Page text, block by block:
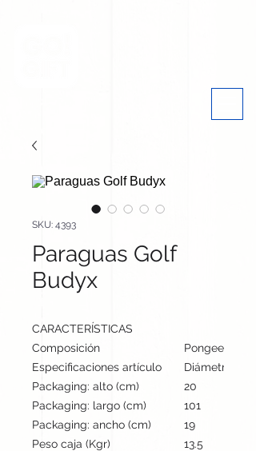
SKU: 4393
Paraguas Golf
Budyx
CARACTERÍSTICAS
Composición
Pongee
Especificaciones artículo
Diámetro:
Packaging: alto (cm)
20
Packaging: largo (cm)
101
Packaging: ancho (cm)
19
Peso caja (Kgr)
13.5